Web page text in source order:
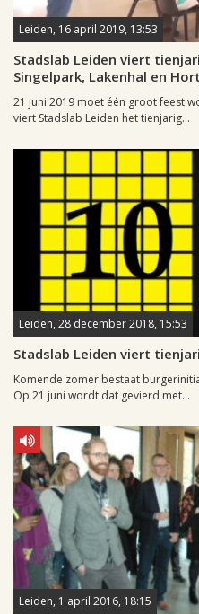
Leiden, 16 april 2019, 13:53
Stadslab Leiden viert
Singelpark, Lakenhal en
21 juni 2019 moet één groot feest
viert Stadslab Leiden het tienjarig...
Leiden, 28 december 2018, 15:53
Stadslab Leiden viert
Komende zomer bestaat
Op 21 juni wordt dat gevierd met...
Leiden, 1 april 2016, 18:15